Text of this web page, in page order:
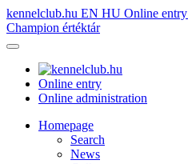
kennelclub.hu EN HU Online entry
Champion értéktár
Online entry
Online administration
Homepage
Search
News